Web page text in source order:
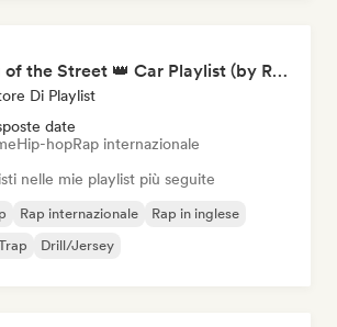
King of the Street 👑 Car Playlist (by Rap Playlists)
Di Playlist
date
Hip-hopRap internazionale
nelle mie playlist più seguite
Rap internazionale
Rap in inglese
Drill/Jersey